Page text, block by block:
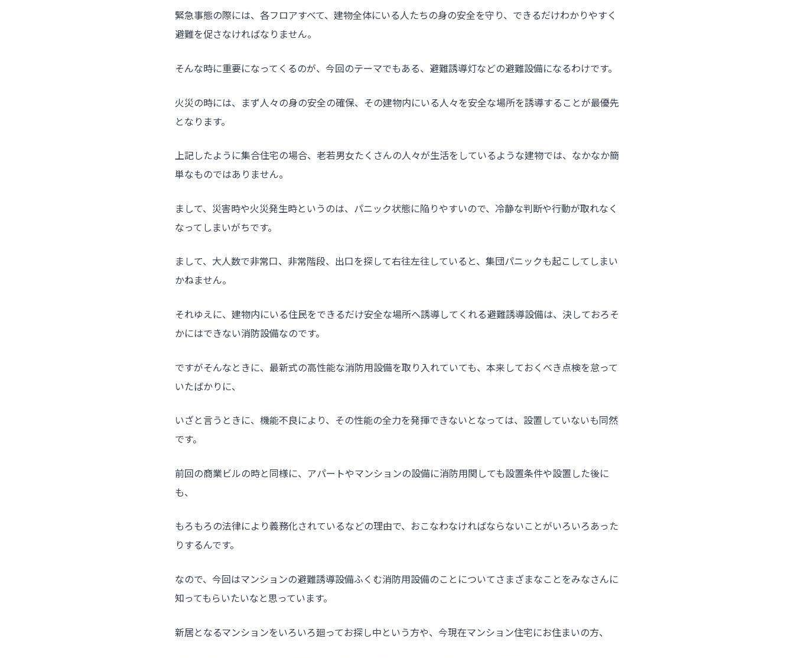
緊急事態の際には、各フロアすべて、建物全体にいる人たちの身の安全を守り、できるだけわかりやすく
避難を促さなければなりません。
そんな時に重要になってくるのが、今回のテーマでもある、避難誘導灯などの避難設備になるわけです。
火災の時には、まず人々の身の安全の確保、その建物内にいる人々を安全な場所を誘導することが最優先
となります。
上記したように集合住宅の場合、老若男女たくさんの人々が生活をしているような建物では、なかなか簡
単なものではありません。
まして、災害時や火災発生時というのは、パニック状態に陥りやすいので、冷静な判断や行動が取れなく
なってしまいがちです。
まして、大人数で非常口、非常階段、出口を探して右往左往していると、集団パニックも起こしてしまい
かねません。
それゆえに、建物内にいる住民をできるだけ安全な場所へ誘導してくれる避難誘導設備は、決しておろそ
かにはできない消防設備なのです。
ですがそんなときに、最新式の高性能な消防用設備を取り入れていても、本来しておくべき点検を怠って
いたばかりに、
いざと言うときに、機能不良により、その性能の全力を発揮できないとなっては、設置していないも同然
です。
前回の商業ビルの時と同様に、アパートやマンションの設備に消防用関しても設置条件や設置した後に
も、
もろもろの法律により義務化されているなどの理由で、おこなわなければならないことがいろいろあった
りするんです。
なので、今回はマンションの避難誘導設備ふくむ消防用設備のことについてさまざまなことをみなさんに
知ってもらいたいなと思っています。
新居となるマンションをいろいろ廻ってお探し中という方や、今現在マンション住宅にお住まいの方、